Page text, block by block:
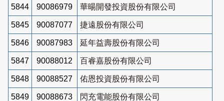
5844 90086979 華暘開發投資股份有限公司
5845 90087077 捷遠股份有限公司
5846 90087983 延年益壽股份有限公司
5847 90088012 百睿嘉股份有限公司
5848 90088527 佑恩投資股份有限公司
5849 90088673 閃充電能股份有限公司